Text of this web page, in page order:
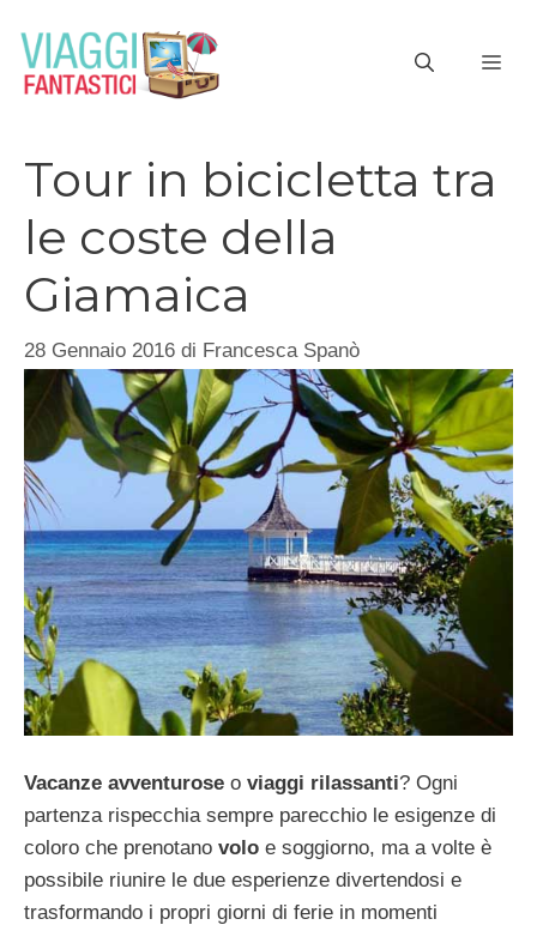
contenuto
Tour in bicicletta tra
le coste della
Giamaica
28 Gennaio 2016 di Francesca Spanò
Vacanze avventurose o viaggi rilassanti? Ogni
partenza rispecchia sempre parecchio le esigenze di
coloro che prenotano volo e soggiorno, ma a volte è
possibile riunire le due esperienze divertendosi e
trasformando i propri giorni di ferie in momenti